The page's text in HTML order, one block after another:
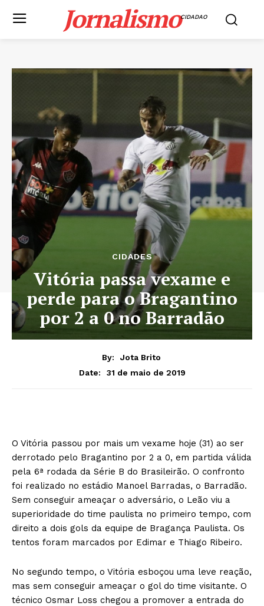
JornalismoCIDADAO
CIDADES
Vitória passa vexame e
perde para o Bragantino
por 2 a 0 no Barradão
By:
Jota Brito
Date:
31 de maio de 2019
O Vitória passou por mais um vexame hoje (31) ao ser
derrotado pelo Bragantino por 2 a 0, em partida válida
pela 6ª rodada da Série B do Brasileirão. O confronto
foi realizado no estádio Manoel Barradas, o Barradão.
Sem conseguir ameaçar o adversário, o Leão viu a
superioridade do time paulista no primeiro tempo, com
direito a dois gols da equipe de Bragança Paulista. Os
tentos foram marcados por Edimar e Thiago Ribeiro.
No segundo tempo, o Vitória esboçou uma leve reação,
mas sem conseguir ameaçar o gol do time visitante. O
técnico Osmar Loss chegou a promover a entrada do